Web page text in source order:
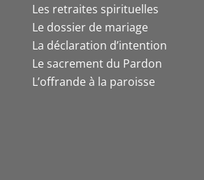
Les retraites spirituelles
Le dossier de mariage
La déclaration d’intention
Le sacrement du Pardon
L’offrande à la paroisse